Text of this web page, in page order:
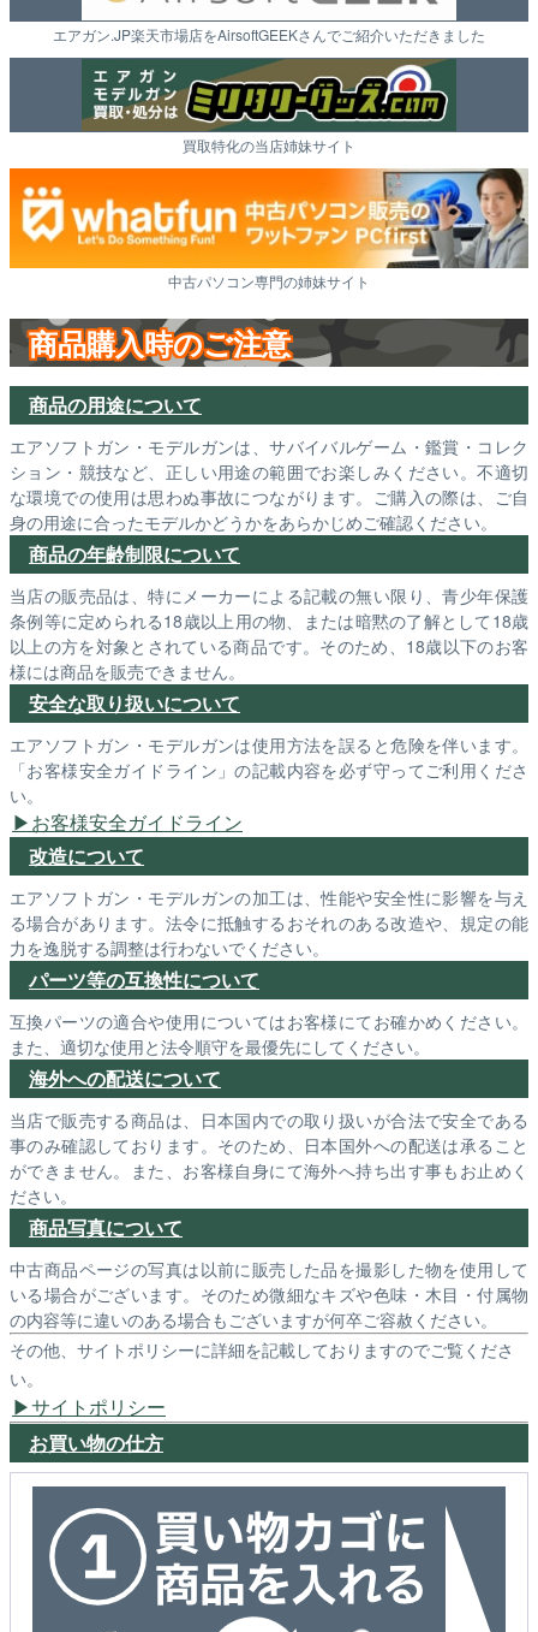
エアガン.JP楽天市場店をAirsoftGEEKさんでご紹介いただきました
買取特化の当店姉妹サイト
中古パソコン専門の姉妹サイト
商品購入時のご注意
商品の用途について
エアソフトガン・モデルガンは、サバイバルゲーム・鑑賞・コレク
ション・競技など、正しい用途の範囲でお楽しみください。不適切
な環境での使用は思わぬ事故につながります。ご購入の際は、ご自
身の用途に合ったモデルかどうかをあらかじめご確認ください。
商品の年齢制限について
当店の販売品は、特にメーカーによる記載の無い限り、青少年保護
条例等に定められる18歳以上用の物、または暗黙の了解として18歳
以上の方を対象とされている商品です。そのため、18歳以下のお客
様には商品を販売できません。
安全な取り扱いについて
エアソフトガン・モデルガンは使用方法を誤ると危険を伴います。
「お客様安全ガイドライン」の記載内容を必ず守ってご利用くださ
い。
お客様安全ガイドライン
改造について
エアソフトガン・モデルガンの加工は、性能や安全性に影響を与え
る場合があります。法令に抵触するおそれのある改造や、規定の能
力を逸脱する調整は行わないでください。
パーツ等の互換性について
互換パーツの適合や使用についてはお客様にてお確かめください。
また、適切な使用と法令順守を最優先にしてください。
海外への配送について
当店で販売する商品は、日本国内での取り扱いが合法で安全である
事のみ確認しております。そのため、日本国外への配送は承ること
ができません。また、お客様自身にて海外へ持ち出す事もお止めく
ださい。
商品写真について
中古商品ページの写真は以前に販売した品を撮影した物を使用して
いる場合がございます。そのため微細なキズや色味・木目・付属物
の内容等に違いのある場合もございますが何卒ご容赦ください。
その他、サイトポリシーに詳細を記載しておりますのでご覧くださ
い。
サイトポリシー
お買い物の仕方